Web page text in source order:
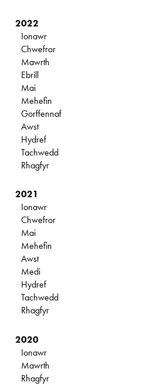
2022
Ionawr
Chwefror
Mawrth
Ebrill
Mai
Mehefin
Gorffennaf
Awst
Hydref
Tachwedd
Rhagfyr
2021
Ionawr
Chwefror
Mai
Mehefin
Awst
Medi
Hydref
Tachwedd
Rhagfyr
2020
Ionawr
Mawrth
Rhagfyr